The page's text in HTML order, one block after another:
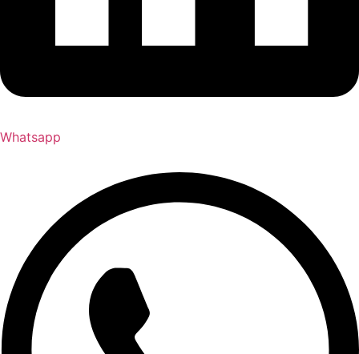
Whatsapp